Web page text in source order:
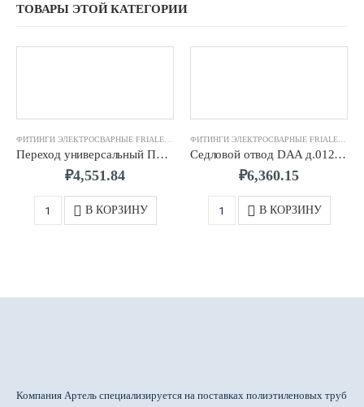
ТОВАРЫ ЭТОЙ КАТЕГОРИИ
ПЕРЕХОДЫ FRIALEN
Переход универсальный ПЭ-латунь UAM д.0040/1 1/4″ с внутр. резьбой FRIALEN
₽4,551.84
В КОРЗИНУ
Седловой отвод DAA д.0125/0032 SDR11 ПЭ100 FRIALEN
₽6,360.15
В КОРЗИНУ
Компания Артель специализируется на поставках полиэтиленовых труб